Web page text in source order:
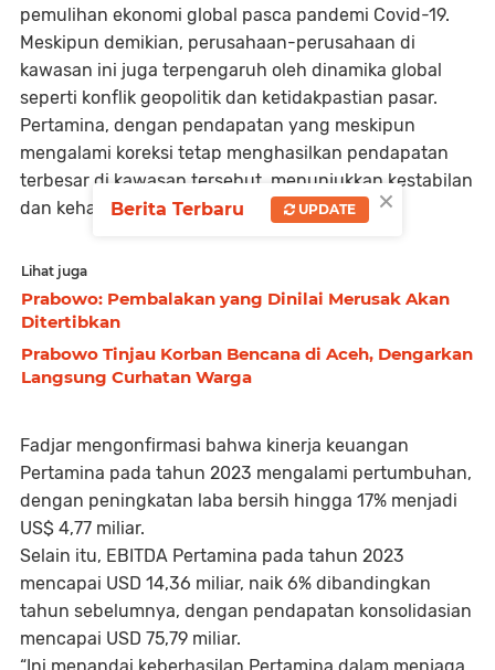
pemulihan ekonomi global pasca pandemi Covid-19.
Meskipun demikian, perusahaan-perusahaan di
kawasan ini juga terpengaruh oleh dinamika global
seperti konflik geopolitik dan ketidakpastian pasar.
Pertamina, dengan pendapatan yang meskipun
mengalami koreksi tetap menghasilkan pendapatan
terbesar di kawasan tersebut, menunjukkan kestabilan
dan kehandalan bisnisnya.
Lihat juga
Prabowo: Pembalakan yang Dinilai Merusak Akan
Ditertibkan
Prabowo Tinjau Korban Bencana di Aceh, Dengarkan
Langsung Curhatan Warga
Fadjar mengonfirmasi bahwa kinerja keuangan
Pertamina pada tahun 2023 mengalami pertumbuhan,
dengan peningkatan laba bersih hingga 17% menjadi
US$ 4,77 miliar.
Selain itu, EBITDA Pertamina pada tahun 2023
mencapai USD 14,36 miliar, naik 6% dibandingkan
tahun sebelumnya, dengan pendapatan konsolidasian
mencapai USD 75,79 miliar.
×
Berita Terbaru UPDATE